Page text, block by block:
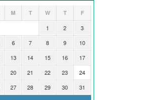
M T W T F
1 2
3
6 7 8 9
10
13 14 15 16
17
20 21 22 23
24
27 28 29 30 31